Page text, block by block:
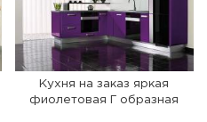
Кухня на заказ яркая
фиолетовая Г образная